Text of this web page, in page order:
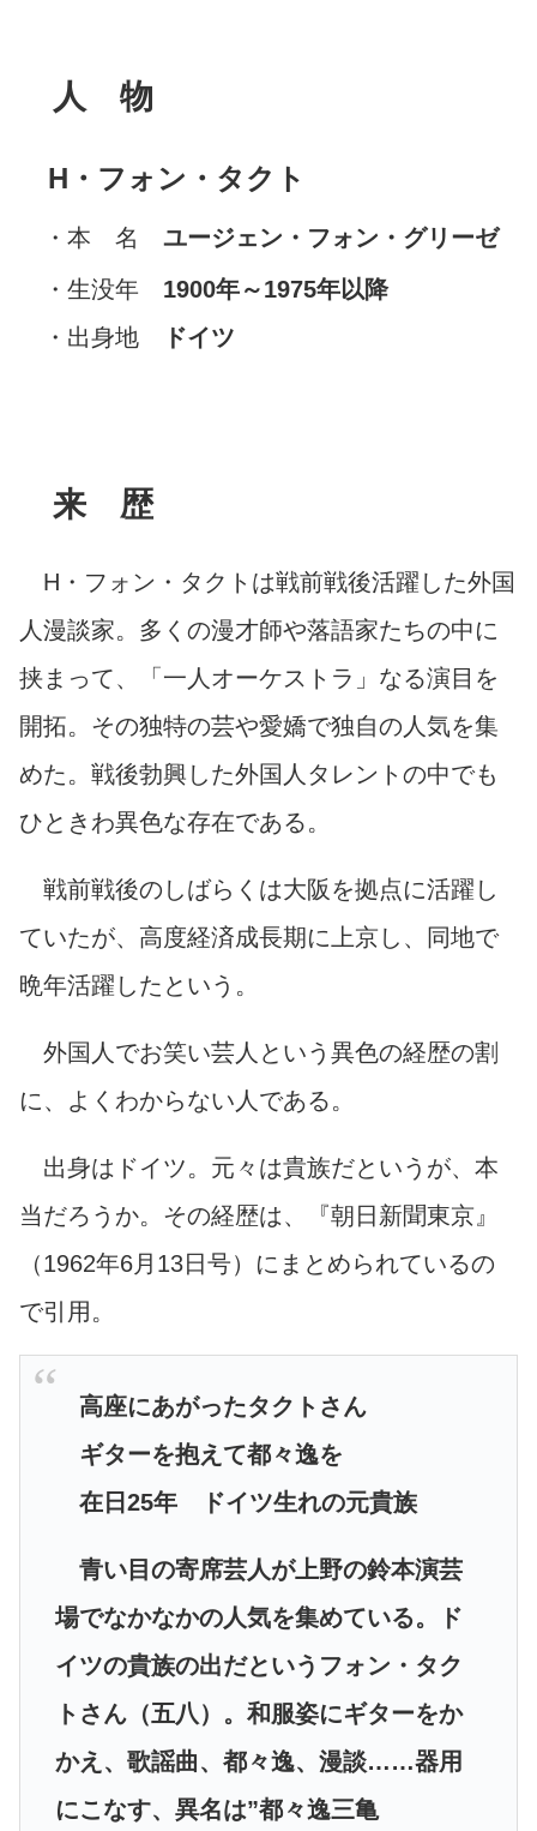
人 物
H・フォン・タクト
・本 名 ユージェン・フォン・グリーゼ
・生没年 1900年～1975年以降
・出身地
ドイツ
来 歴
H・フォン・タクトは戦前戦後活躍した外国
人漫談家。多くの漫才師や落語家たちの中に
挟まって、「一人オーケストラ」なる演目を
開拓。その独特の芸や愛嬌で独自の人気を集
めた。戦後勃興した外国人タレントの中でも
ひときわ異色な存在である。
戦前戦後のしばらくは大阪を拠点に活躍し
ていたが、高度経済成長期に上京し、同地で
晩年活躍したという。
外国人でお笑い芸人という異色の経歴の割
に、よくわからない人である。
出身はドイツ。元々は貴族だというが、本
当だろうか。その経歴は、『朝日新聞東京』
（1962年6月13日号）にまとめられているの
で引用。
高座にあがったタクトさん
ギターを抱えて都々逸を
在日25年 ドイツ生れの元貴族
青い目の寄席芸人が上野の鈴本演芸
場でなかなかの人気を集めている。ド
イツの貴族の出だというフォン・タク
トさん（五八）。和服姿にギターをか
かえ、歌謡曲、都々逸、漫談……器用
にこなす、異名は”都々逸三亀